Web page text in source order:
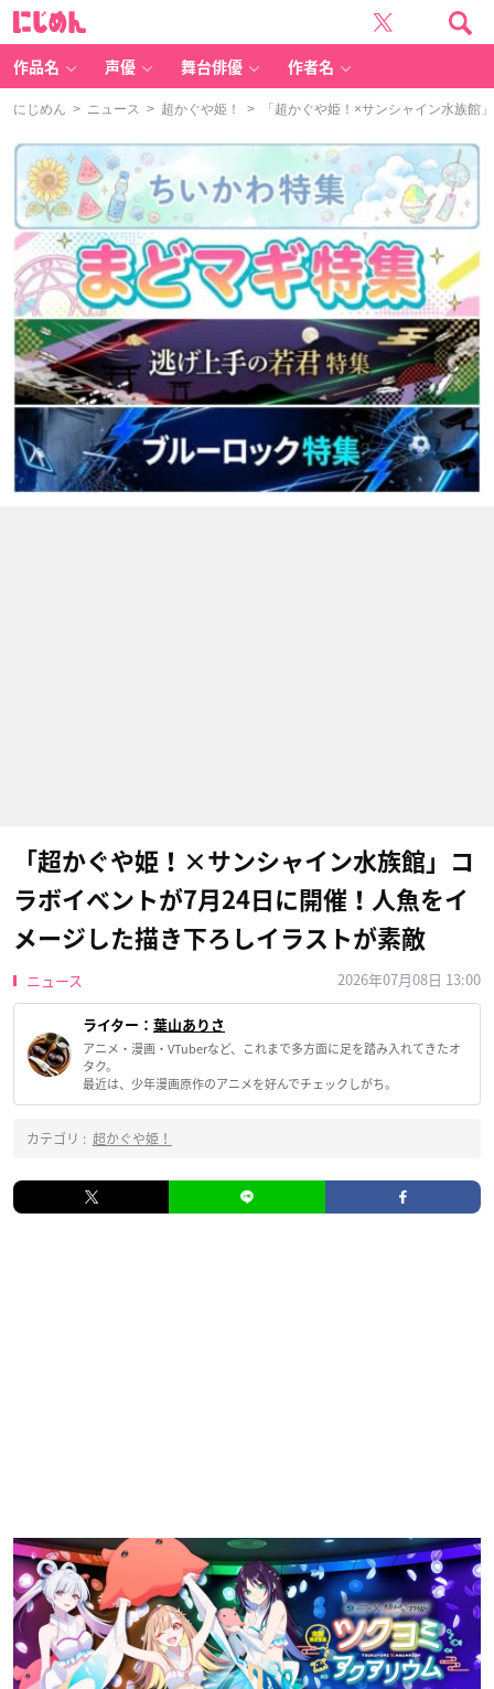
作品名 声優 舞台俳優 作者名
にじめん > ニュース > 超かぐや姫！ > 「超かぐや姫！×サンシャイン水族館
「超かぐや姫！×サンシャイン水族館」コ
ラボイベントが7月24日に開催！人魚をイ
メージした描き下ろしイラストが素敵
ニュース 2026年07月08日 13:00
ライター： 葉山ありさ
アニメ・漫画・VTuberなど、これまで多方面に足を踏み入れてきたオ
タク。
最近は、少年漫画原作のアニメを好んでチェックしがち。
カテゴリ : 超かぐや姫！